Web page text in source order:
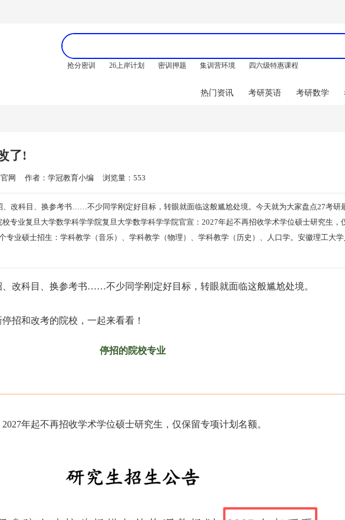
抢分密训 26上岸计划 密训押题 集训营环境 四六级特惠课程
热门资讯 考研英语 考研数学
了!
网 作者：学冠教育小编 浏览量：553
、改科目、换参考书……不少同学刚定好目标，转眼就面临这般尴尬处境。今天就为大家盘点27考研
专业复旦大学数学科学学院复旦大学数学科学学院官宣：2027年起不再招收学术学位硕士研究生，
专业硕士招生：学科教学（音乐）、学科教学（物理）、学科教学（历史）、人口学。安徽理工大
、改科目、换参考书……不少同学刚定好目标，转眼就面临这般尴尬处境。
招和改考的院校，一起来看看！
停招的院校专业
年起不再招收学术学位硕士研究生，仅保留专项计划名额。